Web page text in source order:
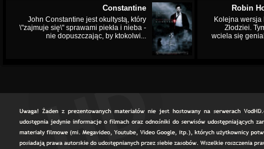
Constantine
John Constantine jest okultystą, który
\"zajmuje się\" sprawami piekła i nieba -
nie dopuszczając, by ktokolwi...
Robin
Kolejna wersja
Złodziei.
wciela się